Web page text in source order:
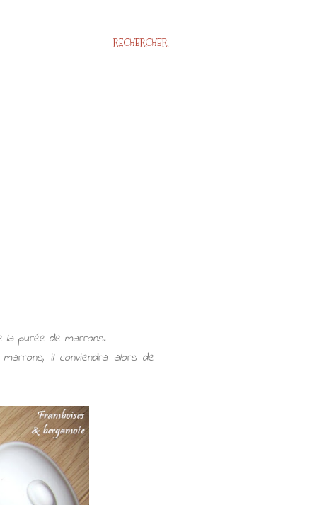
RECHERCHER
la purée de marrons.
il conviendra alors de